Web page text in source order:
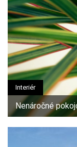
Interiér
Nenáročné